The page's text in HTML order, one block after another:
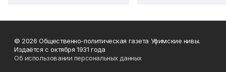
© 2026 Общественно-политическая газета Уфимские нивы.
Издаётся с октября 1931 года
Об использовании персональных данных